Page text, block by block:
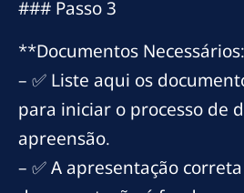
### Passo 3
**Documentos
– ✅ Liste aqui os
para iniciar o processo de
apreensão.
– ✅ A apresentação